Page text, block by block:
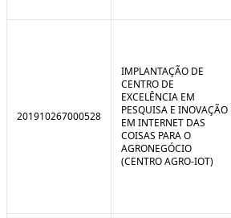
201910267000528
IMPLANTAÇÃO DE
CENTRO DE
EXCELÊNCIA EM
PESQUISA E INOVAÇÃO
EM INTERNET DAS
COISAS PARA O
AGRONEGÓCIO
(CENTRO AGRO-IOT)